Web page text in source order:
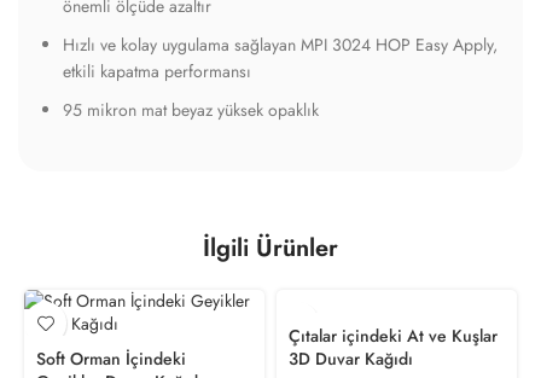
önemli ölçüde azaltır
Hızlı ve kolay uygulama sağlayan MPI 3024 HOP Easy Apply,
etkili kapatma performansı
95 mikron mat beyaz yüksek opaklık
İlgili Ürünler
Soft Orman İçindeki
Çıtalar içindeki At ve Kuşlar
3D Duvar Kağıdı